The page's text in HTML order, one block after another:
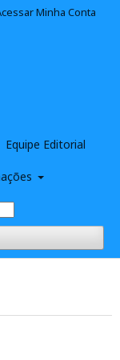
Equipe Editorial
Minha Conta